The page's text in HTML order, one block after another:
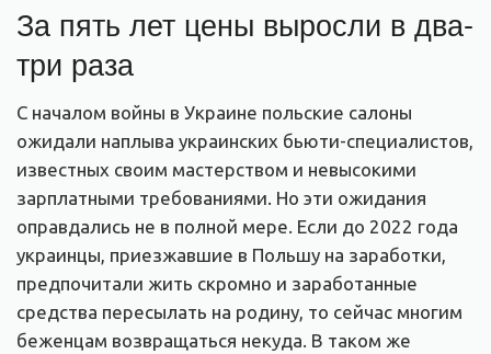
За пять лет цены выросли в два-
три раза
С началом войны в Украине польские салоны
ожидали наплыва украинских бьюти-специалистов,
известных своим мастерством и невысокими
зарплатными требованиями. Но эти ожидания
оправдались не в полной мере. Если до 2022 года
украинцы, приезжавшие в Польшу на заработки,
предпочитали жить скромно и заработанные
средства пересылать на родину, то сейчас многим
беженцам возвращаться некуда. В таком же